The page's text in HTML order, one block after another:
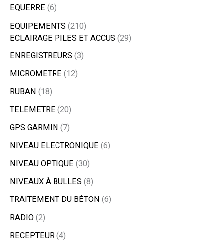
EQUERRE 6
EQUIPEMENTS 210
ECLAIRAGE PILES ET ACCUS 29
ENREGISTREURS 3
MICROMETRE 12
RUBAN
18
TELEMETRE 20
GPS GARMIN 7
NIVEAU ELECTRONIQUE 6
NIVEAU OPTIQUE 30
NIVEAUX À BULLES 8
TRAITEMENT DU BÉTON
6
RADIO 2
RECEPTEUR 4